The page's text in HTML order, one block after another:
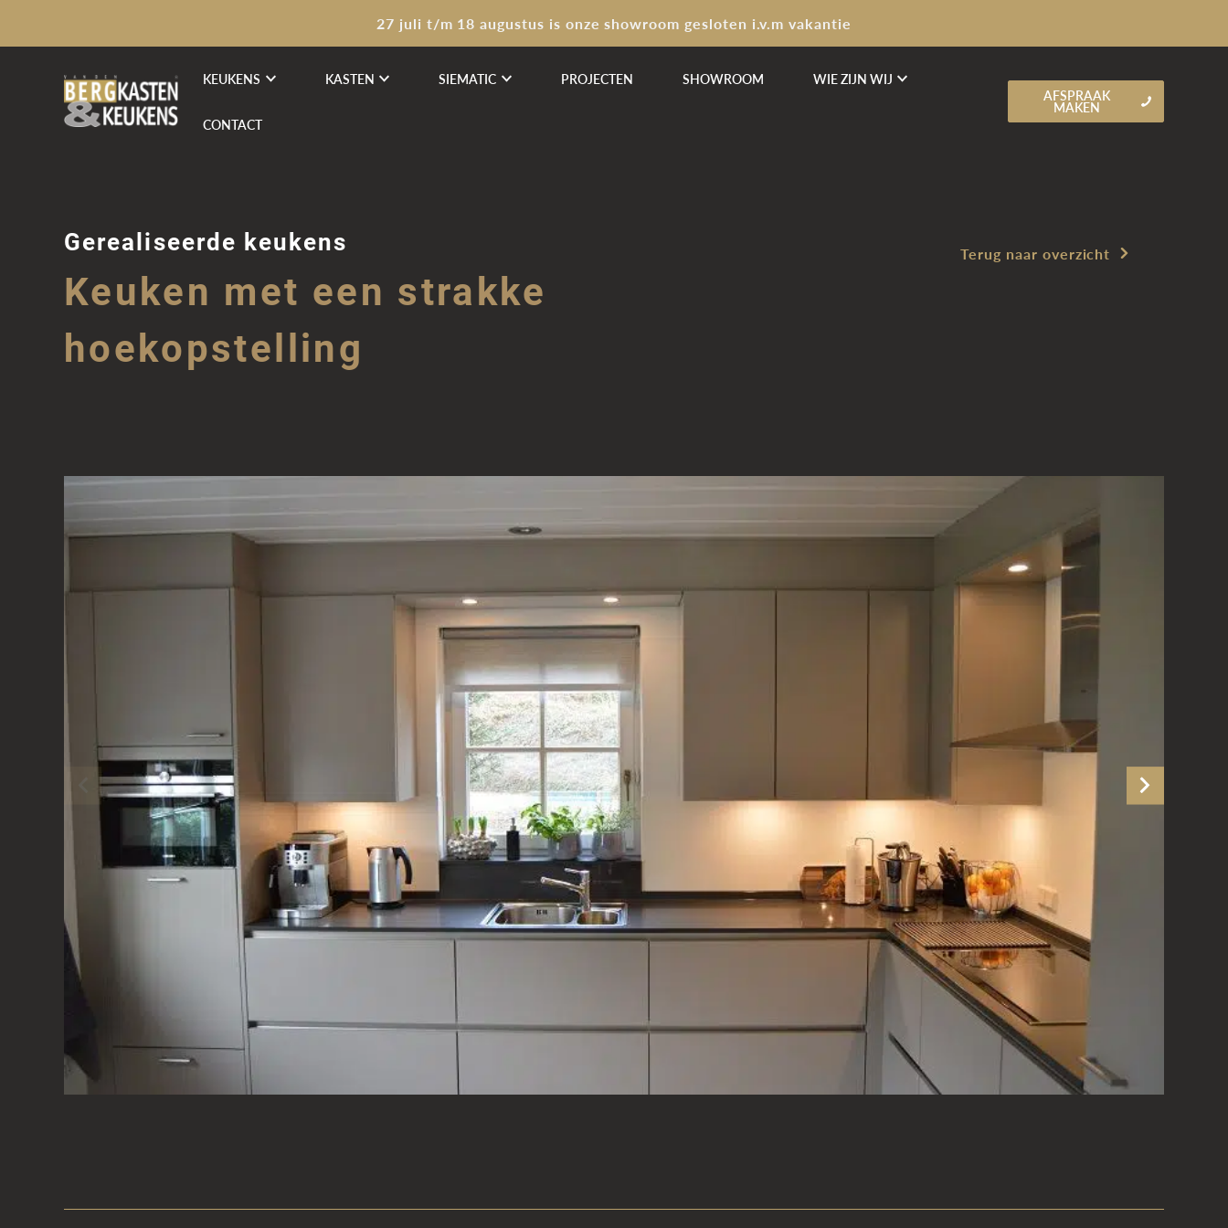
27 juli t/m 18 augustus is onze showroom gesloten i.v.m vakantie
KEUKENS KASTEN SIEMATIC PROJECTEN SHOWROOM WIE ZIJN WIJ
CONTACT
AFSPRAAK
MAKEN
Gerealiseerde keukens
Keuken met een strakke
hoekopstelling
Terug naar overzicht